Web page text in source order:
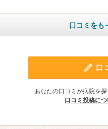
口コミをも
口
あなたの口コミが病院を
口コミ投稿に